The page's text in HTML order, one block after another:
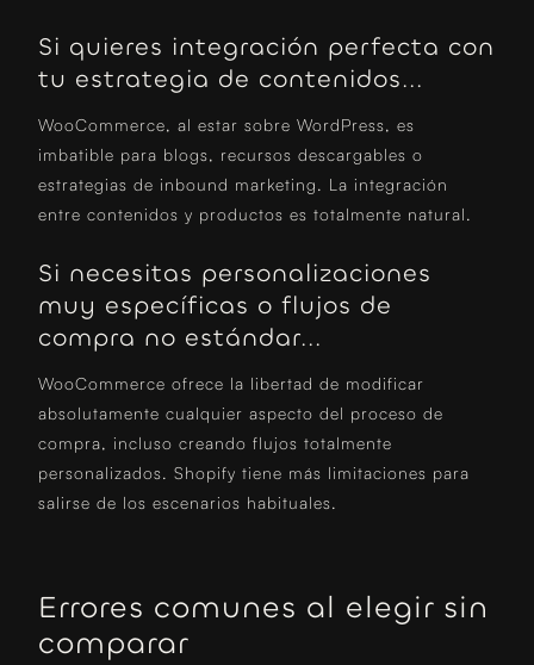
Si quieres integración perfecta con
tu estrategia de contenidos...
WooCommerce, al estar sobre WordPress, es
imbatible para blogs, recursos descargables o
estrategias de inbound marketing. La integración
entre contenidos y productos es totalmente natural.
Si necesitas personalizaciones
muy específicas o flujos de
compra no estándar...
WooCommerce ofrece la libertad de modificar
absolutamente cualquier aspecto del proceso de
compra, incluso creando flujos totalmente
personalizados. Shopify tiene más limitaciones para
salirse de los escenarios habituales.
Errores comunes al elegir sin
comparar